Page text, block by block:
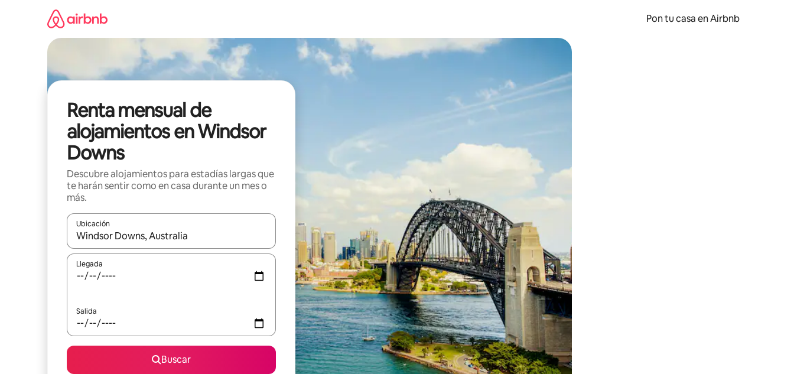
Pon tu casa en Airbnb
Renta mensual de
alojamientos en Windsor
Downs
Descubre alojamientos para estadías largas que
te harán sentir como en casa durante un mes o
más.
Ubicación
Cuando los resultados estén disponibles, navega con las teclas de flecha hacia arriba y hacia abajo o explora con el tacto o desliza el dedo.
Llegada
Salida
Buscar